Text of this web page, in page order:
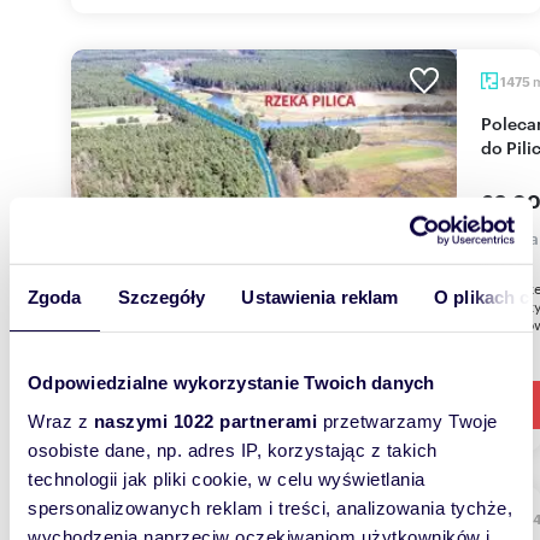
Zgoda Szczegóły Ustawienia reklam O plikach
Odpowiedzialne wykorzystanie Twoich danych
Wraz z naszymi 1022 partnerami przetwarzamy Twoje
osobiste dane, np. adres IP, korzystając z takich
technologii jak pliki cookie, w celu wyświetlania
spersonalizowanych reklam i treści, analizowania tychże,
1475
Polecam działkę rekreacyjną z lasem i dostępem
do
69
Do